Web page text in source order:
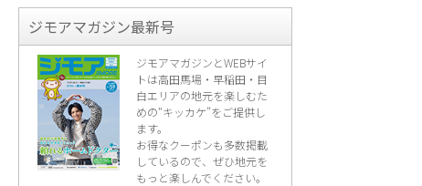
ジモアマガジン最新号
ジモアマガジンとWEBサイ
トは高田馬場・早稲田・目
白エリアの地元を楽しむた
めの“キッカケ”をご提供し
ます。
お得なクーポンも多数掲載
しているので、 ぜひ地元を
もっと楽しんでください。